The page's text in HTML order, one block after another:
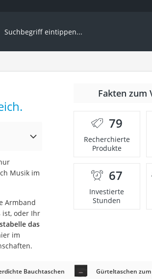
Musik im
Armband
ist, oder Ihr
das
im
Fakten zum
79
Recherchierte
Produkte
67
Investierte
Stunden
Bauchtaschen Gürteltaschen zum